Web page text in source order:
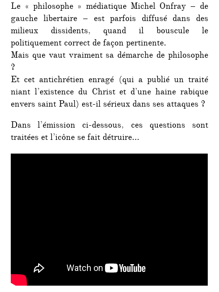
Le « philosophe » médiatique Michel Onfray – de
gauche libertaire – est parfois diffusé dans des
milieux dissidents, quand il bouscule le
politiquement correct de façon pertinente.
Mais que vaut vraiment sa démarche de philosophe
?
Et cet antichrétien enragé (qui a publié un traité
niant l’existence du Christ et d’une haine rabique
envers saint Paul) est-il sérieux dans ses attaques ?
Dans l’émission ci-dessous, ces questions sont
traitées et l’icône se fait détruire…